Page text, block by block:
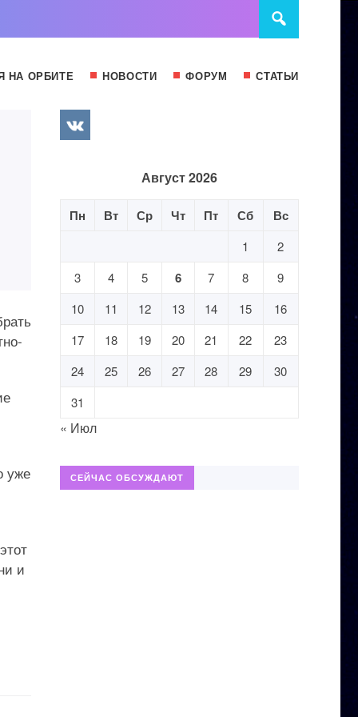
НА ОРБИТЕ НОВОСТИ ФОРУМ СТАТЬИ
уже
и
Август 2026
Пн Вт Ср Чт Пт Сб Вс
1
2
3
4 5 6 7 8
9
10
11 12 13 14 15
16
17
18 19 20 21 22
23
24
25 26 27 28 29
30
31
« Июл
СЕЙЧАС ОБСУЖДАЮТ